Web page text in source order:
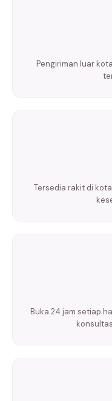
Pengiriman luar
Tersedia rakit di
Buka 24 jam setiap